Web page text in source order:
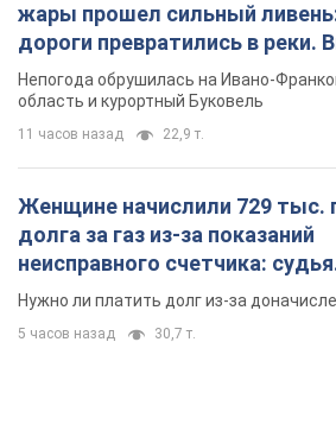
жары прошел сильный
дороги превратились в реки.
Непогода обрушилась на Ивано-
область и курортный Буковель
11 часов назад 22,9 т.
Женщине начислили 729 тыс.
долга за газ из-за показаний
неисправного счетчика: судья
вынес неожиданное решение
Нужно ли платить долг из-за
5 часов назад 30,7 т.